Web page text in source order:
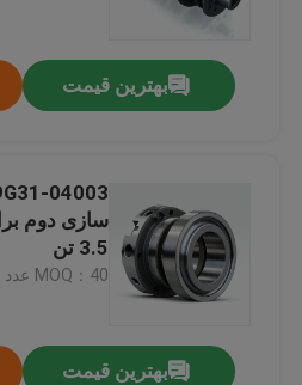
بهترین قیمت
سازی دوم
3.5 تن
MOQ：40 عدد
بهترین قیمت